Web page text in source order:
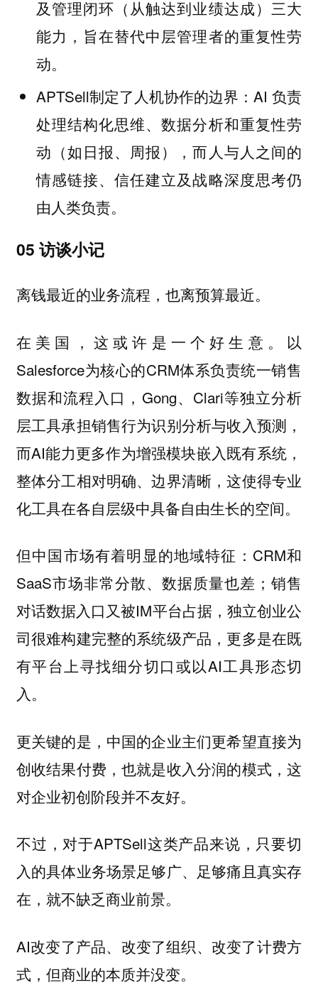
及管理闭环（从触达到业绩达成）三大
能力，旨在替代中层管理者的重复性劳
动。
APTSell制定了人机协作的边界：AI 负责
处理结构化思维、数据分析和重复性劳
动（如日报、周报），而人与人之间的
情感链接、信任建立及战略深度思考仍
由人类负责。
05 访谈小记
离钱最近的业务流程，也离预算最近。
在美国，这或许是一个好生意。以
Salesforce为核心的CRM体系负责统一销售
数据和流程入口，Gong、Clari等独立分析
层工具承担销售行为识别分析与收入预测，
而AI能力更多作为增强模块嵌入既有系统，
整体分工相对明确、边界清晰，这使得专业
化工具在各自层级中具备自由生长的空间。
但中国市场有着明显的地域特征：CRM和
SaaS市场非常分散、数据质量也差；销售
对话数据入口又被IM平台占据，独立创业公
司很难构建完整的系统级产品，更多是在既
有平台上寻找细分切口或以AI工具形态切
入。
更关键的是，中国的企业主们更希望直接为
创收结果付费，也就是收入分润的模式，这
对企业初创阶段并不友好。
不过，对于APTSell这类产品来说，只要切
入的具体业务场景足够广、足够痛且真实存
在，就不缺乏商业前景。
AI改变了产品、改变了组织、改变了计费方
式，但商业的本质并没变。